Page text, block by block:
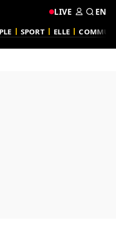
SPORT ELLE
LIVE EN